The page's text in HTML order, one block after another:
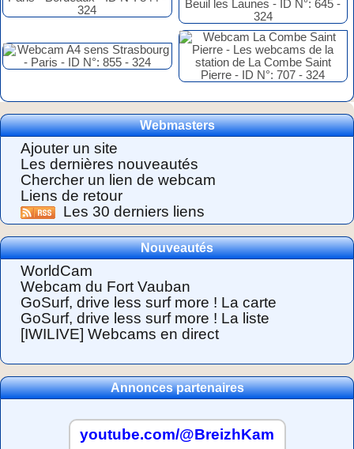
Webmasters
Ajouter un site
Les dernières nouveautés
Chercher un lien de webcam
Liens de retour
Les 30 derniers liens
Nouveautés
WorldCam
Webcam du Fort Vauban
GoSurf, drive less surf more ! La carte
GoSurf, drive less surf more ! La liste
[IWILIVE] Webcams en direct
Annonces partenaires
youtube.com/@BreizhKam